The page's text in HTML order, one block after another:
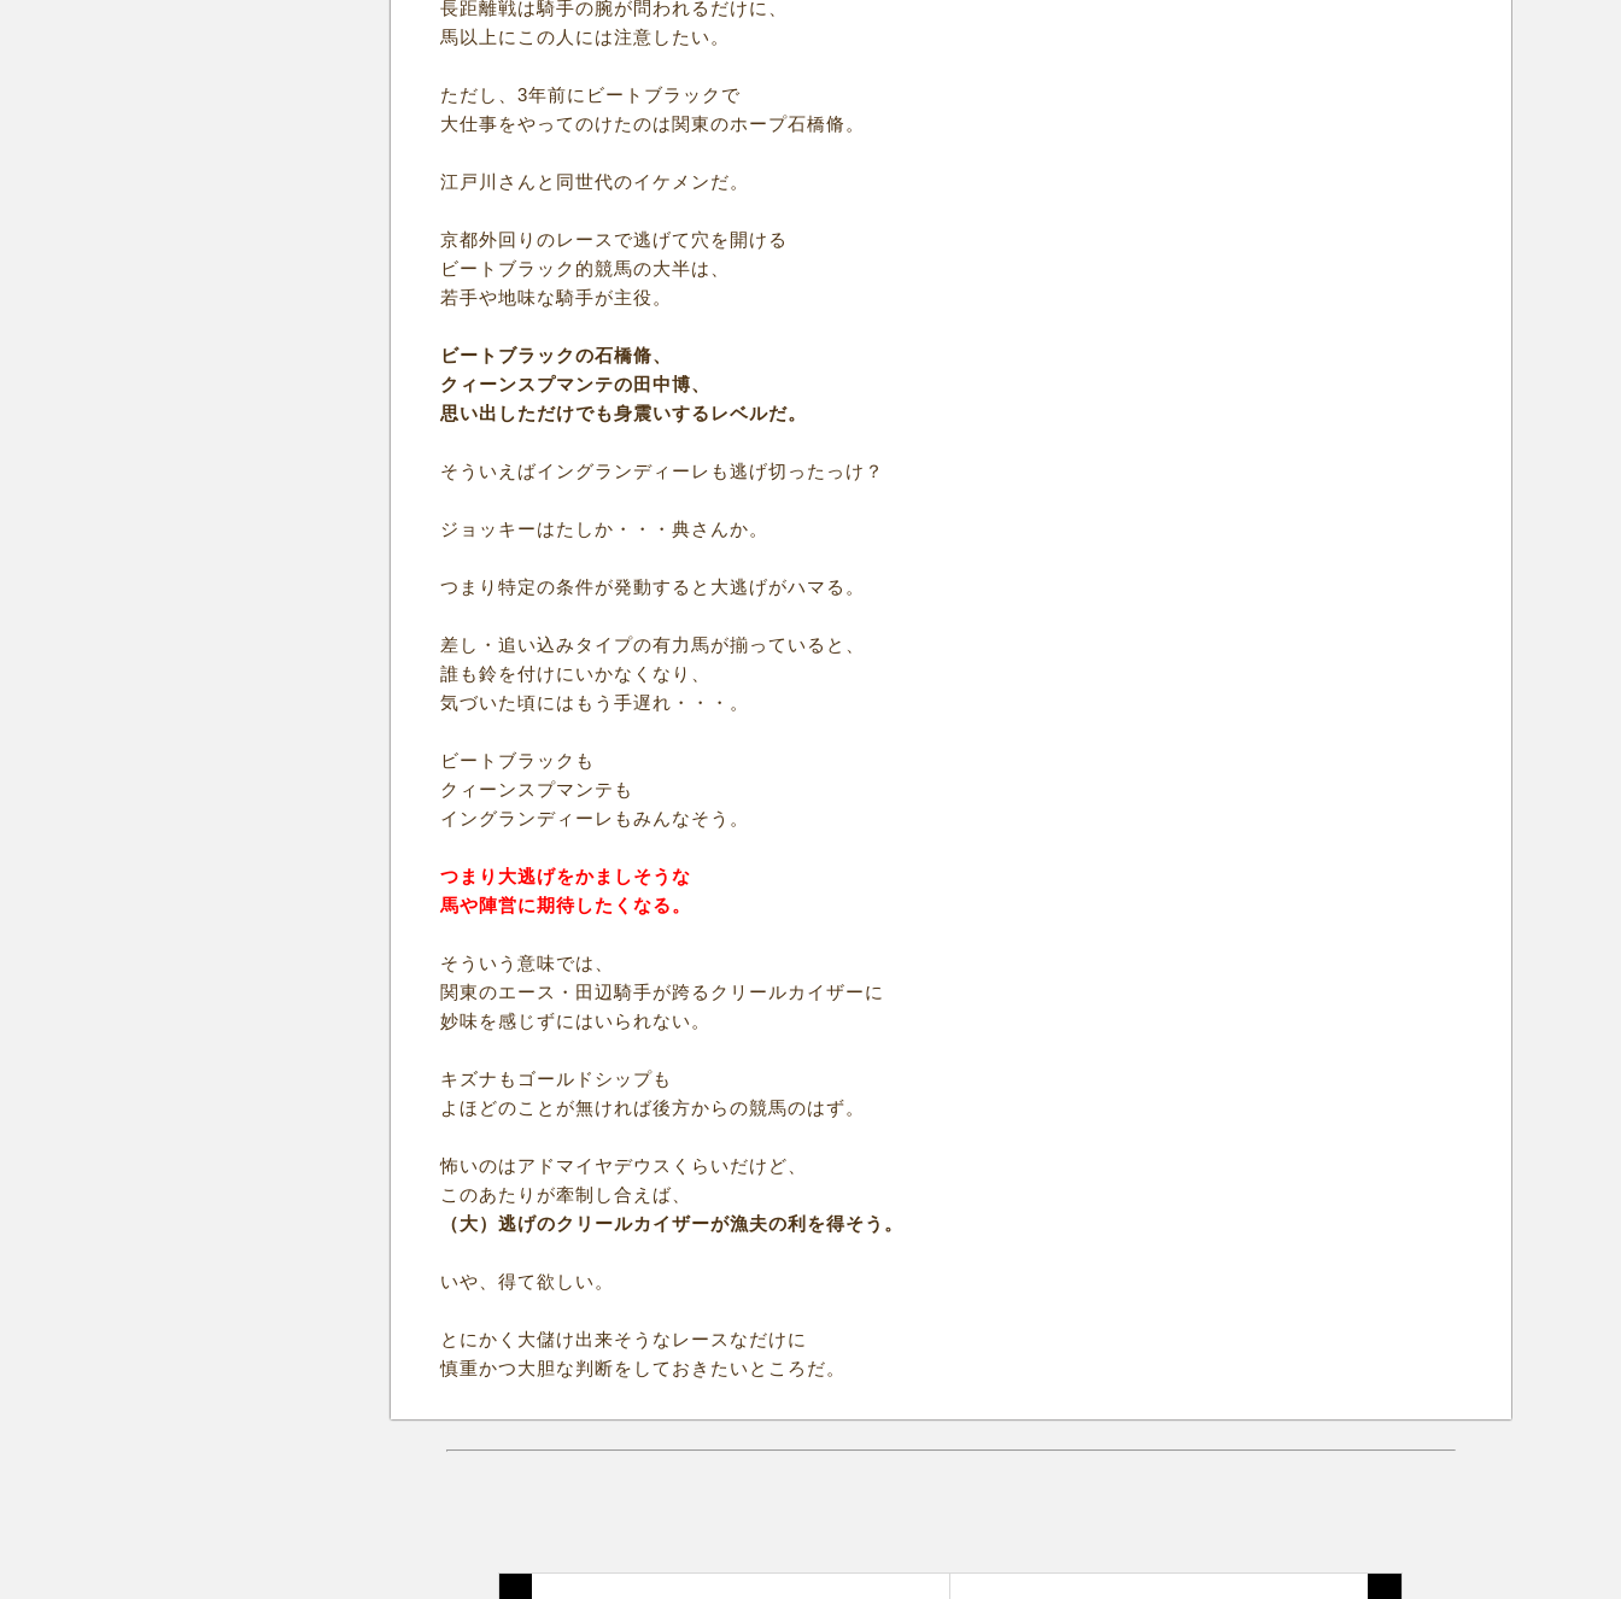
長距離戦は騎手の腕が問われるだけに、
馬以上にこの人には注意したい。
ただし、3年前にビートブラックで
大仕事をやってのけたのは関東のホープ石橋脩。
江戸川さんと同世代のイケメンだ。
京都外回りのレースで逃げて穴を開ける
ビートブラック的競馬の大半は、
若手や地味な騎手が主役。
ビートブラックの石橋脩、
クィーンスプマンテの田中博、
思い出しただけでも身震いするレベルだ。
そういえばイングランディーレも逃げ切ったっけ？
ジョッキーはたしか・・・典さんか。
つまり特定の条件が発動すると大逃げがハマる。
差し・追い込みタイプの有力馬が揃っていると、
誰も鈴を付けにいかなくなり、
気づいた頃にはもう手遅れ・・・。
ビートブラックも
クィーンスプマンテも
イングランディーレもみんなそう。
つまり大逃げをかましそうな
馬や陣営に期待したくなる。
そういう意味では、
関東のエース・田辺騎手が跨るクリールカイザーに
妙味を感じずにはいられない。
キズナもゴールドシップも
よほどのことが無ければ後方からの競馬のはず。
怖いのはアドマイヤデウスくらいだけど、
このあたりが牽制し合えば、
（大）逃げのクリールカイザーが漁夫の利を得そう。
いや、得て欲しい。
とにかく大儲け出来そうなレースなだけに
慎重かつ大胆な判断をしておきたいところだ。